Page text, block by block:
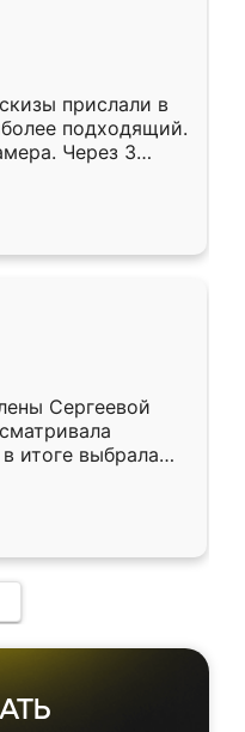
прислали в
подходящий.
Через 3
Остались
Ренессанс
Сергеевой
итоге выбрала
потом
объяснил
в срок, с
место без
осталась
как и ожидала.